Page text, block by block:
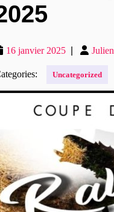
16 janvier 2025 Julien
Uncategorized